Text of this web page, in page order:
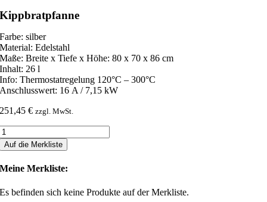
Kippbratpfanne
Farbe: silber
Material: Edelstahl
Maße: Breite x Tiefe x Höhe: 80 x 70 x 86 cm
Inhalt: 26 l
Info: Thermostatregelung 120°C – 300°C
Anschlusswert: 16 A / 7,15 kW
251,45€ zzgl. MwSt.
Auf die Merkliste
Meine Merkliste:
Es befinden sich keine Produkte auf der Merkliste.